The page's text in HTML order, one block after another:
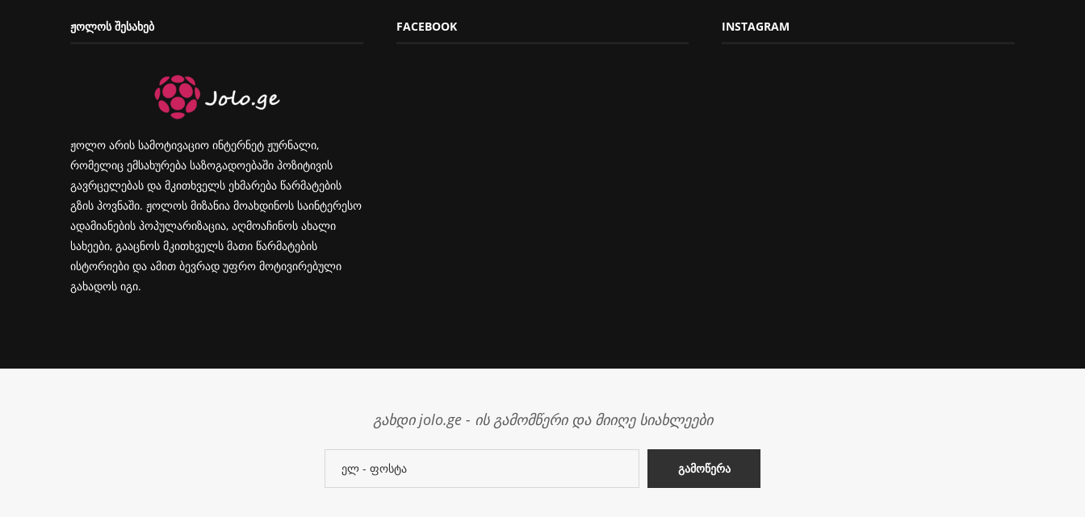
ᲟᲝᲚᲝᲡ ᲨᲔᲡᲐᲮᲔᲑ
ჟოლო არის სამოტივაციო ინტერნეტ ჟურნალი,
რომელიც ემსახურება საზოგადოებაში პოზიტივის
გავრცელებას და მკითხველს ეხმარება წარმატების
გზის პოვნაში. ჟოლოს მიზანია მოახდინოს საინტერესო
ადამიანების პოპულარიზაცია, აღმოაჩინოს ახალი
სახეები, გააცნოს მკითხველს მათი წარმატების
ისტორიები და ამით ბევრად უფრო მოტივირებული
გახადოს იგი.
FACEBOOK INSTAGRAM
გახდი jolo.ge - ის გამომწერი და მიიღე სიახლეები